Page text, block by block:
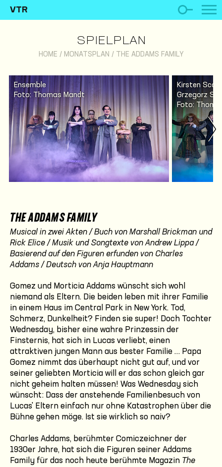
VTR
SPIELPLAN
HOME / MONATSPLAN / THE ADDAMS FAMILY
Ensemble
Foto: Thomas Mandt
Kirsten
Grzegorz
Foto:
THE ADDAMS FAMILY
Musical in zwei Akten / Buch von Marshall Brickman und
Rick Elice / Musik und Songtexte von Andrew Lippa /
Basierend auf den Figuren erfunden von Charles
Addams / Deutsch von Anja Hauptmann
Gomez und Morticia Addams wünscht sich wohl
niemand als Eltern. Die beiden leben mit ihrer Familie
in einem Haus im Central Park in New York. Tod,
Schmerz, Dunkelheit? Finden sie super! Doch Tochter
Wednesday, bisher eine wahre Prinzessin der
Finsternis, hat sich in Lucas verliebt, einen
attraktiven jungen Mann aus bester Familie … Papa
Gomez nimmt das überhaupt nicht gut auf, und vor
seiner geliebten Morticia will er das schon gleich gar
nicht geheim halten müssen! Was Wednesday sich
wünscht: Dass der anstehende Familienbesuch von
Lucas' Eltern einfach nur ohne Katastrophen über die
Bühne gehen möge. Ist sie wirklich so naiv?
Charles Addams, berühmter Comiczeichner der
1930er Jahre, hat sich die Figuren seiner Addams
Family für das noch heute berühmte Magazin The